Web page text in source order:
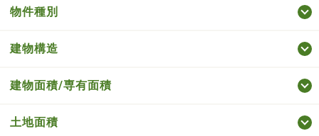
物件種別
建物構造
建物面積/専有面積
土地面積